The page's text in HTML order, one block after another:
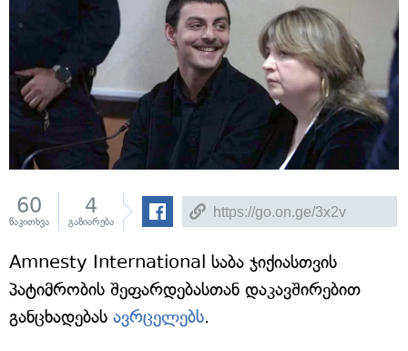
60
წაკითხვა
4
გაზიარება
Amnesty International საბა ჯიქიასთვის
პატიმრობის შეფარდებასთან დაკავშირებით
განცხადებას ავრცელებს.